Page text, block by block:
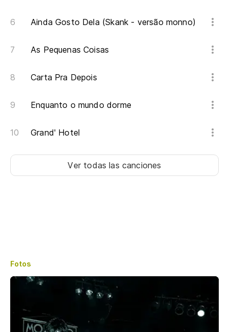
Ainda Gosto Dela (Skank - versão monno)
As Pequenas Coisas
Carta Pra Depois
Enquanto o mundo dorme
Grand' Hotel
Ver todas las canciones
Fotos